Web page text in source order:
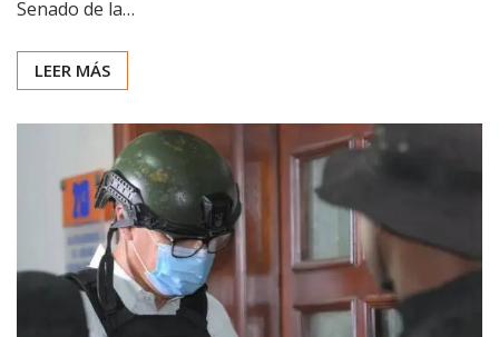
Senado de la…
LEER MÁS